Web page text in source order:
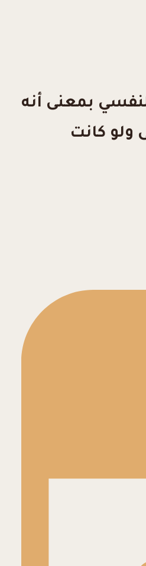
بمعنى أنه
ولو كانت